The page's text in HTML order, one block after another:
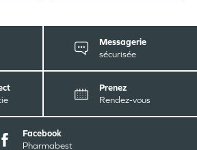
Messagerie
sécurisée
Prenez
Rendez-vous
Facebook
Pharmabest